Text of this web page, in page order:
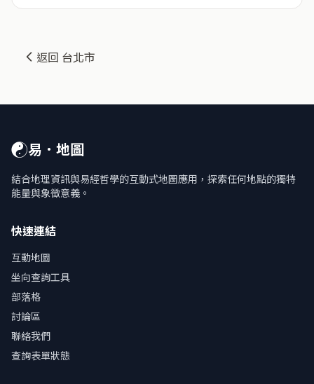
返回 台北市
☯易．地圖
結合地理資訊與易經哲學的互動式地圖應用，探索任何地點的獨特
能量與象徵意義。
快速連結
互動地圖
坐向查詢工具
部落格
討論區
聯絡我們
查詢表單狀態